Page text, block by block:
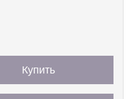
Купить